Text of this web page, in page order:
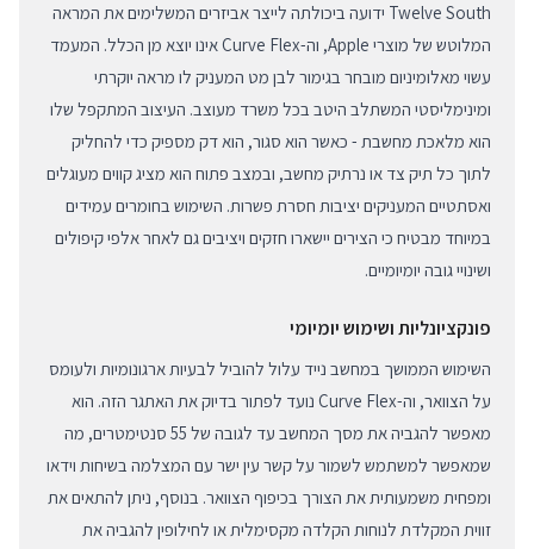
Twelve South ידועה ביכולתה לייצר אביזרים המשלימים את המראה
המלוטש של מוצרי Apple, וה-Curve Flex אינו יוצא מן הכלל. המעמד
עשוי מאלומיניום מובחר בגימור לבן מט המעניק לו מראה יוקרתי
ומינימליסטי המשתלב היטב בכל משרד מעוצב. העיצוב המתקפל שלו
הוא מלאכת מחשבת - כאשר הוא סגור, הוא דק מספיק כדי להחליק
לתוך כל תיק צד או נרתיק מחשב, ובמצב פתוח הוא מציג קווים מעוגלים
ואסתטיים המעניקים יציבות חסרת פשרות. השימוש בחומרים עמידים
במיוחד מבטיח כי הצירים יישארו חזקים ויציבים גם לאחר אלפי קיפולים
ושינויי גובה יומיומיים.
פונקציונליות ושימוש יומיומי
השימוש הממושך במחשב נייד עלול להוביל לבעיות ארגונומיות ולעומס
על הצוואר, וה-Curve Flex נועד לפתור בדיוק את האתגר הזה. הוא
מאפשר להגביה את מסך המחשב עד לגובה של 55 סנטימטרים, מה
שמאפשר למשתמש לשמור על קשר עין ישר עם המצלמה בשיחות וידאו
ומפחית משמעותית את הצורך בכיפוף הצוואר. בנוסף, ניתן להתאים את
זווית המקלדת לנוחות הקלדה מקסימלית או לחילופין להגביה את